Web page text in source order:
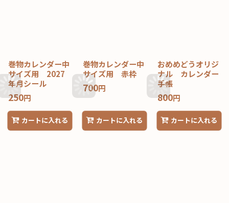
巻物カレンダー中
サイズ用 2027
年月シール
250円
カートに入れる
巻物カレンダー中
サイズ用 赤枠
700円
カートに入れる
おめめどうオリジ
ナル カレンダー
手帳
800円
カートに入れる